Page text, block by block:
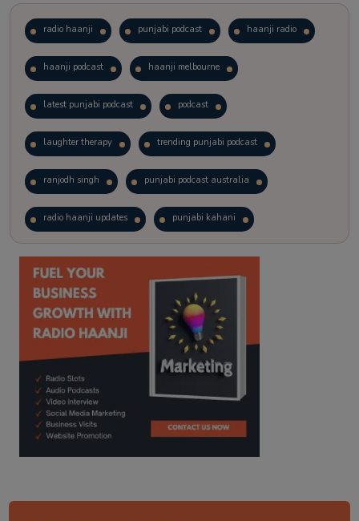
radio haanji punjabi podcast haanji radio
haanji podcast haanji melbourne
latest punjabi podcast podcast
laughter therapy trending punjabi podcast
ranjodh singh punjabi podcast australia
radio haanji updates punjabi kahani
kitaab kahani punjabi story